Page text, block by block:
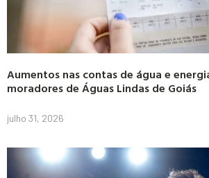
Aumentos nas contas de água e
moradores de Águas Lindas de Goiás
julho 31, 2026